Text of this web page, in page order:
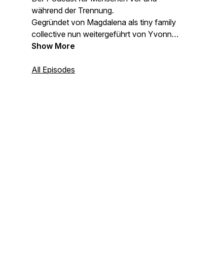
während der Trennung.
Gegründet von Magdalena als tiny family
collective nun weitergeführt von Yvonne
Rump, Trennungsexpertin, Online
Paarberaterin, Trainerin für
Show More
All Episodes